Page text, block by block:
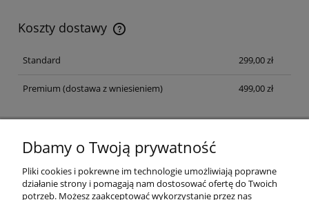
Koszty dostawy
Koszt dostawy dotyczy przesyłek na terenie Polski
Standard
299,00 zł
Premium (dostawa z wniesieniem) 499,00 zł
NEWSLETTER
designu
Dbamy o Twoją prywatność
Pliki cookies i pokrewne im technologie umożliwiają poprawne
działanie strony i pomagają nam dostosować ofertę do Twoich
potrzeb. Możesz zaakceptować wykorzystanie przez nas